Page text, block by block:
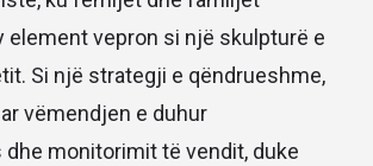
element vepron si një skulpturë e
Si një strategji e qëndrueshme,
vëmendjen e duhur
monitorimit të vendit, duke